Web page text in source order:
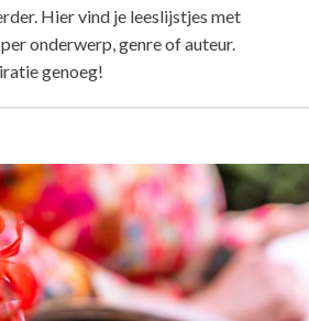
Hier vind je leeslijstjes met
onderwerp, genre of auteur.
genoeg!